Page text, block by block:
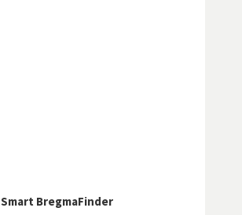
Smart BregmaFinder